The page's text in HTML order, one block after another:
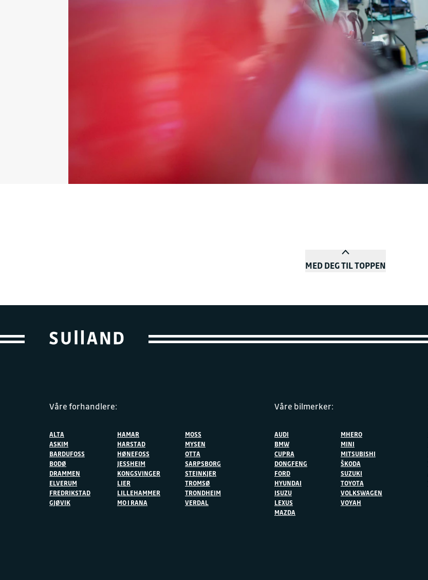
MED DEG TIL TOPPEN
Våre forhandlere:
ALTA
ASKIM
BARDUFOSS
BODØ
DRAMMEN
ELVERUM
FREDRIKSTAD
GJØVIK
HAMAR
HARSTAD
HØNEFOSS
JESSHEIM
KONGSVINGER
LIER
LILLEHAMMER
MO I RANA
MOSS
MYSEN
OTTA
SARPSBORG
STEINKJER
TROMSØ
TRONDHEIM
VERDAL
Våre bilmerker:
AUDI
BMW
CUPRA
DONGFENG
FORD
HYUNDAI
ISUZU
LEXUS
MAZDA
MHERO
MINI
MITSUBISHI
ŠKODA
SUZUKI
TOYOTA
VOLKSWAGEN
VOYAH